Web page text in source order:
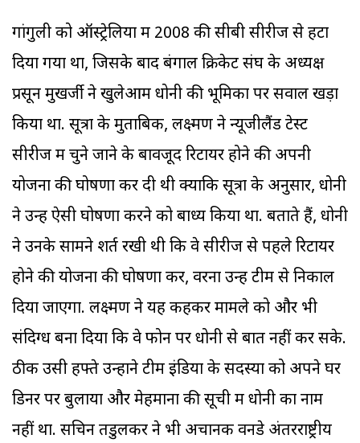
गांगुली को ऑस्ट्रेलिया में 2008 की सीबी सीरीज से हटा
दिया गया था, जिसके बाद बंगाल क्रिकेट संघ के अध्यक्ष
प्रसून मुखर्जी ने खुलेआम धोनी की भूमिका पर सवाल खड़ा
किया था. सूत्रों के मुताबिक, लक्ष्मण ने न्यूजीलैंड टेस्ट
सीरीज में चुने जाने के बावजूद रिटायर होने की अपनी
योजना की घोषणा कर दी थी क्योंकि सूत्रों के अनुसार, धोनी
ने उन्हें ऐसी घोषणा करने को बाध्य किया था. बताते हैं, धोनी
ने उनके सामने शर्त रखी थी कि वे सीरीज से पहले रिटायर
होने की योजना की घोषणा करें, वरना उन्हें टीम से निकाल
दिया जाएगा. लक्ष्मण ने यह कहकर मामले को और भी
संदिग्ध बना दिया कि वे फोन पर धोनी से बात नहीं कर सके.
ठीक उसी हफ्ते उन्होंने टीम इंडिया के सदस्यों को अपने घर
डिनर पर बुलाया और मेहमानों की सूची में धोनी का नाम
नहीं था. सचिन तेंडुलकर ने भी अचानक वनडे अंतरराष्ट्रीय